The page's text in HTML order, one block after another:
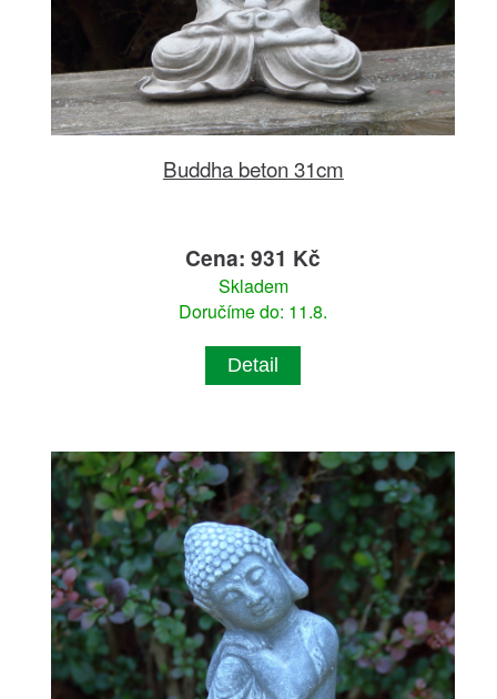
Buddha beton 31cm
Cena: 931 Kč
Skladem
Doručíme do: 11.8.
Detail